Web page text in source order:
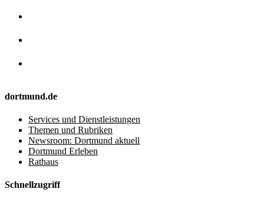
dortmund.de
Services und Dienstleistungen
Themen und Rubriken
Newsroom: Dortmund aktuell
Dortmund Erleben
Rathaus
Schnellzugriff